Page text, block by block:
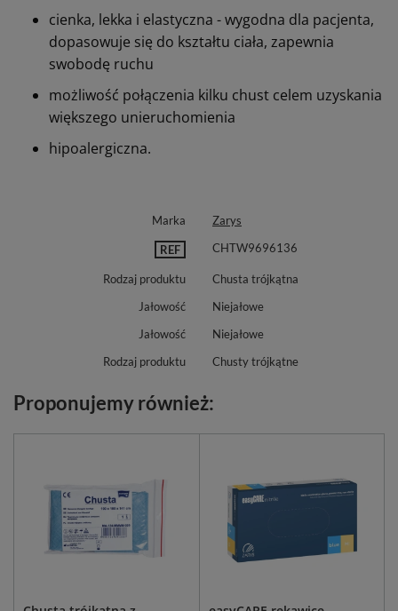
cienka, lekka i elastyczna - wygodna dla pacjenta,
dopasowuje się do kształtu ciała, zapewnia
swobodę ruchu
możliwość połączenia kilku chust celem uzyskania
większego unieruchomienia
hipoalergiczna.
Marka Zarys
REF CHTW9696136
Rodzaj produktu
Chusta trójkątna
Jałowość
Niejałowe
Jałowość
Niejałowe
Rodzaj produktu
Chusty trójkątne
Proponujemy również: